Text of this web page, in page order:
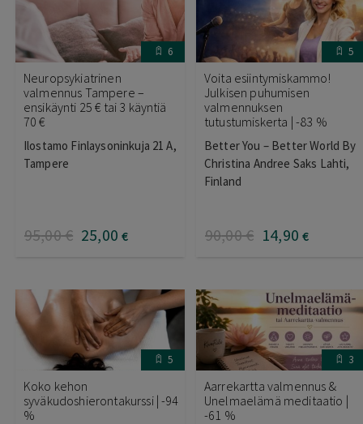
6
Neuropsykiatrinen
valmennus Tampere –
ensikäynti 25 € tai 3 käyntiä
70 €
Ilostamo Finlaysoninkuja 21 A,
Tampere
95,00€ 25,00 €
5
Voita esiintymiskammo!
Julkisen puhumisen
valmennuksen
tutustumiskerta | -83 %
Better You – Better World By
Christina Andree Saks Lahti,
Finland
90,00€ 14,90 €
5
Koko kehon
syväkudoshierontakurssi | -94
%
3
Aarrekartta valmennus &
Unelmaelämä meditaatio |
-61 %